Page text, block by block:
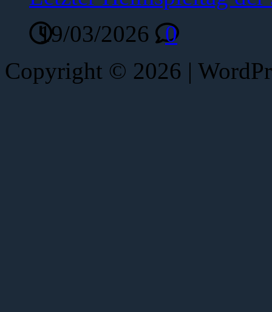
19/03/2026
0
Copyright © 2026 |